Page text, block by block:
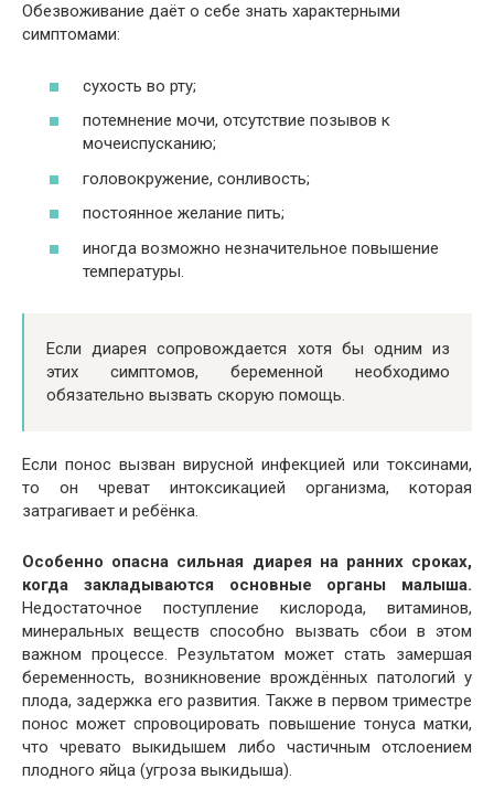
Обезвоживание даёт о себе знать характерными
симптомами:
сухость во рту;
потемнение мочи, отсутствие позывов к
мочеиспусканию;
головокружение, сонливость;
постоянное желание пить;
иногда возможно незначительное повышение
температуры.
Если диарея сопровождается хотя бы одним из
этих симптомов, беременной необходимо
обязательно вызвать скорую помощь.
Если понос вызван вирусной инфекцией или токсинами,
то он чреват интоксикацией организма, которая
затрагивает и ребёнка.
Особенно опасна сильная диарея на ранних сроках,
когда закладываются основные органы малыша.
Недостаточное поступление кислорода, витаминов,
минеральных веществ способно вызвать сбои в этом
важном процессе. Результатом может стать замершая
беременность, возникновение врождённых патологий у
плода, задержка его развития. Также в первом триместре
понос может спровоцировать повышение тонуса матки,
что чревато выкидышем либо частичным отслоением
плодного яйца (угроза выкидыша).